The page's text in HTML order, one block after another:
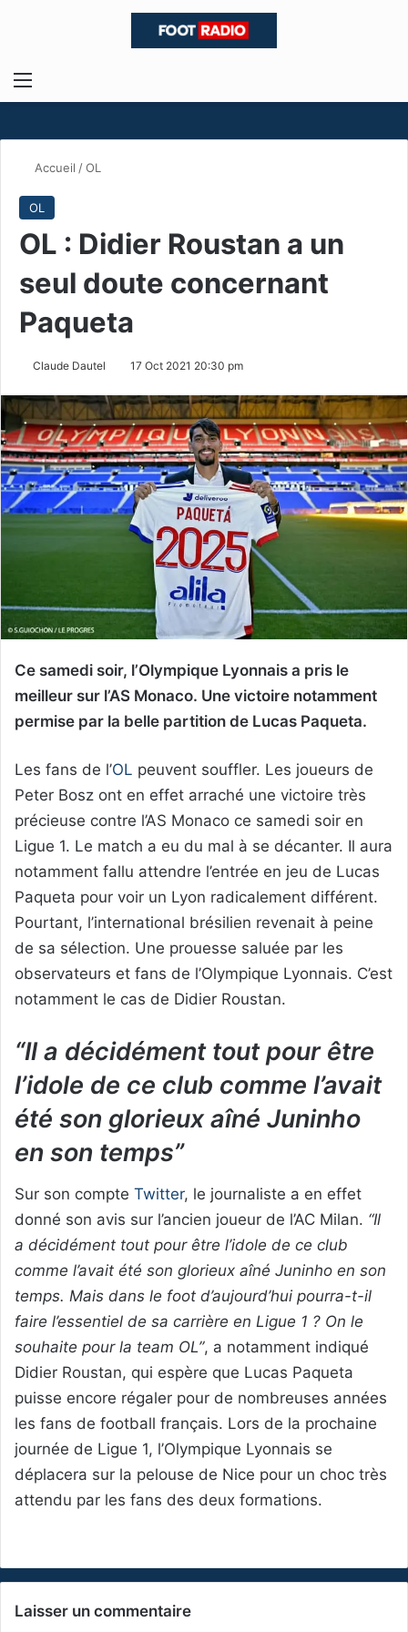
Menu
Accueil /OL
OL
OL : Didier Roustan a un
seul doute concernant
Paqueta
Claude Dautel 17 Oct 2021 20:30 pm
Ce samedi soir, l’Olympique Lyonnais a pris le
meilleur sur l’AS Monaco. Une victoire notamment
permise par la belle partition de Lucas Paqueta.
Les fans de l’OL peuvent souffler. Les joueurs de
Peter Bosz ont en effet arraché une victoire très
précieuse contre l’AS Monaco ce samedi soir en
Ligue 1. Le match a eu du mal à se décanter. Il aura
notamment fallu attendre l’entrée en jeu de Lucas
Paqueta pour voir un Lyon radicalement différent.
Pourtant, l’international brésilien revenait à peine
de sa sélection. Une prouesse saluée par les
observateurs et fans de l’Olympique Lyonnais. C’est
notamment le cas de Didier Roustan.
“Il a décidément tout pour être
l’idole de ce club comme l’avait
été son glorieux aîné Juninho
en son temps”
Sur son compte Twitter, le journaliste a en effet
donné son avis sur l’ancien joueur de l’AC Milan. “Il
a décidément tout pour être l’idole de ce club
comme l’avait été son glorieux aîné Juninho en son
temps. Mais dans le foot d’aujourd’hui pourra-t-il
faire l’essentiel de sa carrière en Ligue 1 ? On le
souhaite pour la team OL”, a notamment indiqué
Didier Roustan, qui espère que Lucas Paqueta
puisse encore régaler pour de nombreuses années
les fans de football français. Lors de la prochaine
journée de Ligue 1, l’Olympique Lyonnais se
déplacera sur la pelouse de Nice pour un choc très
attendu par les fans des deux formations.
Laisser un commentaire